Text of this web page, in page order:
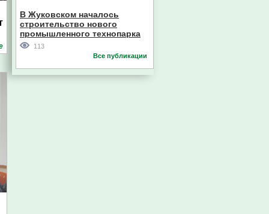
В Жуковском началось
строительство нового
промышленного технопарка
113
Все публикации